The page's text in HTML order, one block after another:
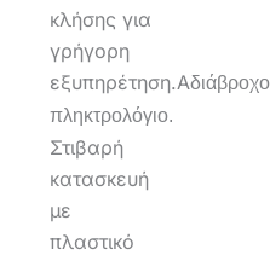
κλήσης για
γρήγορη
εξυπηρέτηση.Αδιάβροχο
πληκτρολόγιο.
Στιβαρή
κατασκευή
με
πλαστικό